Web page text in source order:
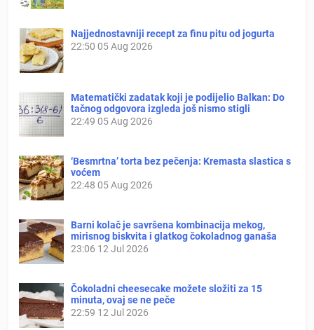
Najjednostavniji recept za finu pitu od jogurta
22:50 05 Aug 2026
Matematički zadatak koji je podijelio Balkan: Do
tačnog odgovora izgleda još nismo stigli
22:49 05 Aug 2026
‘Besmrtna’ torta bez pečenja: Kremasta slastica s
voćem
22:48 05 Aug 2026
Barni kolač je savršena kombinacija mekog,
mirisnog biskvita i glatkog čokoladnog ganaša
23:06 12 Jul 2026
Čokoladni cheesecake možete složiti za 15
minuta, ovaj se ne peče
22:59 12 Jul 2026